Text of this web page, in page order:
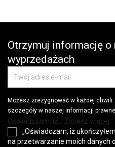
Otrzymuj informację
wyprzedażach
Możesz zrezygnować w każdej
szczegóły w naszej informacji
Oświadczam, iż... Zobacz więcej
„Oświadczam, iż
na przetwarzanie moich danych